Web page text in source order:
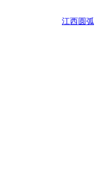
江西圆弧